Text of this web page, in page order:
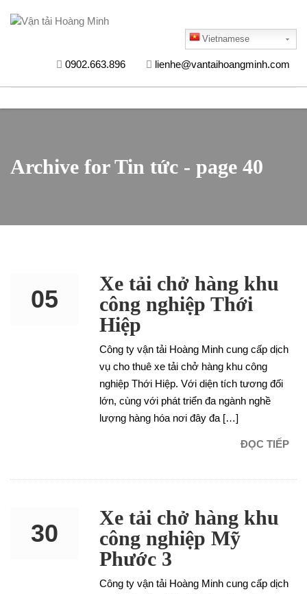
Vietnamese
0902.663.896 lienhe@vantaihoangminh.com
Archive for Tin tức - page 40
05
Xe tải chở hàng khu
công nghiệp Thới
Hiệp
Công ty vận tải Hoàng Minh cung cấp dịch
vụ cho thuê xe tải chở hàng khu công
nghiệp Thới Hiệp. Với diện tích tương đối
lớn, cùng với phát triển đa ngành nghề
lượng hàng hóa nơi đây đa […]
ĐỌC TIẾP
30
Xe tải chở hàng khu
công nghiệp Mỹ
Phước 3
Công ty vận tải Hoàng Minh cung cấp dịch